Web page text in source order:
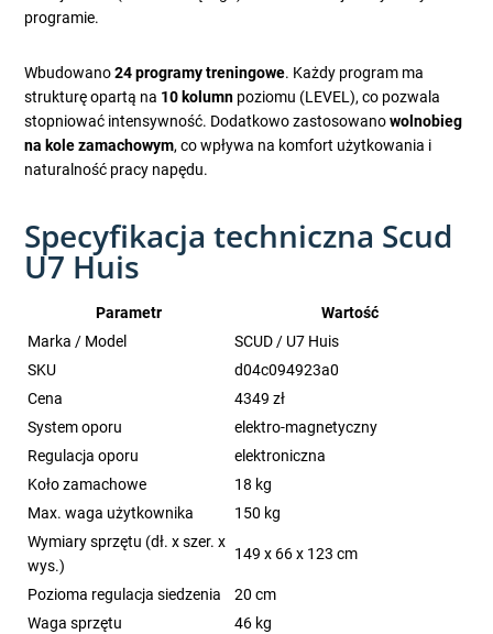
programie.
Wbudowano24 programy treningowe. Każdy program ma
strukturę opartą na 10 kolumn poziomu (LEVEL), co pozwala
stopniować intensywność. Dodatkowo zastosowanowolnobieg
na kole zamachowym, co wpływa na komfort użytkowania i
naturalność pracy napędu.
Specyfikacja techniczna Scud
U7 Huis
Parametr
Wartość
Marka / Model
SCUD / U7 Huis
SKU
d04c094923a0
Cena
4349 zł
System oporu
elektro-magnetyczny
Regulacja oporu
elektroniczna
Koło zamachowe
18 kg
Max. waga użytkownika
150 kg
Wymiary sprzętu (dł. x szer. x
wys.)
149 x 66 x 123 cm
Pozioma regulacja siedzenia
20 cm
Waga sprzętu
46 kg